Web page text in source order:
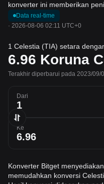
konverter ini memberikan
Data real-time
· 2026-08-06 02:11 UTC+0
1 Celestia (TIA) setara
6.96 Koruna
Terakhir diperbarui pada 2023/09/
Dari
Ke
Konverter Bitget
memudahkan konversi